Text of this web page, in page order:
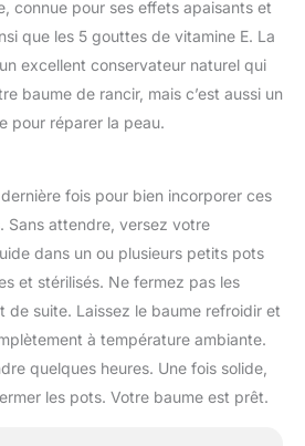
connue pour ses effets apaisants et
que les 5 gouttes de vitamine E. La
excellent conservateur naturel qui
baume de rancir, mais c’est aussi un
pour réparer la peau.
fois pour bien incorporer ces
Sans attendre, versez votre
dans un ou plusieurs petits pots
et stérilisés. Ne fermez pas les
de suite. Laissez le baume refroidir et
à température ambiante.
quelques heures. Une fois solide,
les pots. Votre baume est prêt.